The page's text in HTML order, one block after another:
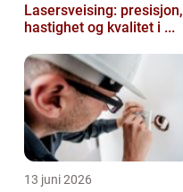
Lasersveising: presisjon,
hastighet og kvalitet i ...
13 juni 2026